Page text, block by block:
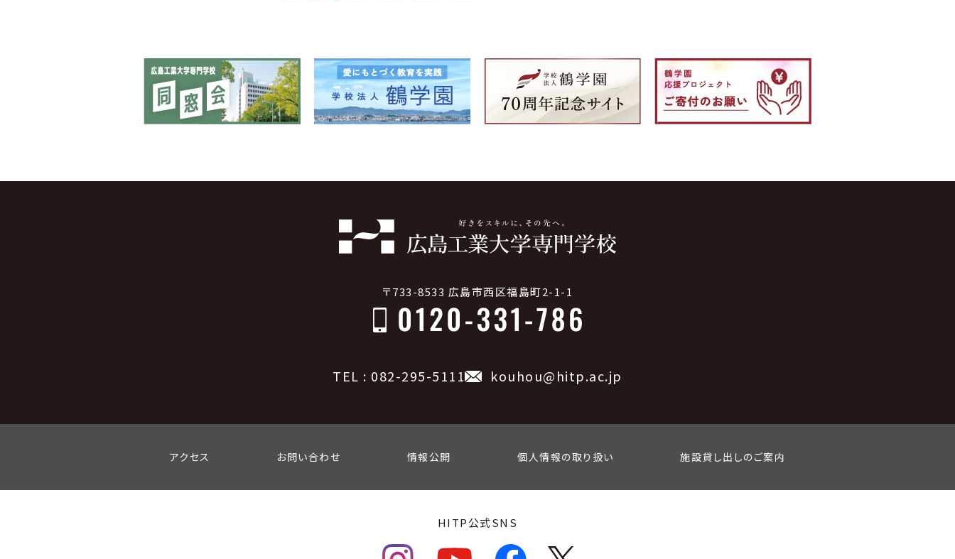
〒733-8533 広島市西区福島町2-1-1
TEL : 082-295-5111 kouhou@hitp.ac.jp
アクセス お問い合わせ 情報公開 個人情報の取り扱い 施設貸し出しのご案内
HITP公式SNS